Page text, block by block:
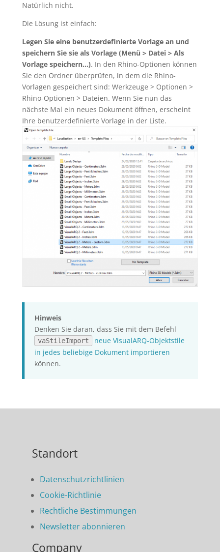
Natürlich nicht.
Die Lösung ist einfach:
Legen Sie eine benutzerdefinierte Vorlage an und
speichern Sie sie als Vorlage (Menü > Datei > Als
Vorlage speichern…). In den Rhino-Optionen können
Sie den Ordner überprüfen, in dem die Rhino-
Vorlagen gespeichert sind: Werkzeuge > Optionen >
Rhino-Optionen > Dateien. Wenn Sie nun das
nächste Mal ein neues Dokument öffnen, erscheint
Ihre benutzerdefinierte Vorlage in der Liste.
Hinweis
Denken Sie daran, dass Sie mit dem Befehl
vaStileImport
neue VisualARQ-Objektstile
in jedes beliebige Dokument importieren
können.
Standort
Datenschutzrichtlinien
Cookie-Richtlinie
Rechtliche Bestimmungen
Newsletter abonnieren
Company